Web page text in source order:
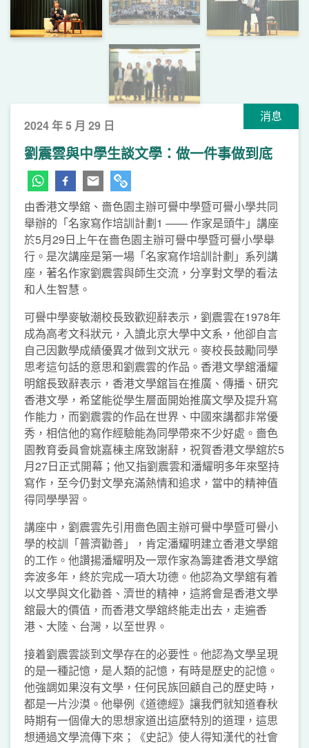
消息
2024 年 5 月 29 日
劉震雲與中學生談文學：做一件事做到底
由香港文學舘、嗇色園主辦可譽中學暨可譽小學共同
舉辦的「名家寫作培訓計劃1 —— 作家是頭牛」講座
於5月29日上午在嗇色園主辦可譽中學暨可譽小學舉
行。是次講座是第一場「名家寫作培訓計劃」系列講
座，著名作家劉震雲與師生交流，分享對文學的看法
和人生智慧。
可譽中學麥敏潮校長致歡迎辭表示，劉震雲在1978年
成為高考文科狀元，入讀北京大學中文系，他卻自言
自己因數學成績優異才做到文狀元。麥校長鼓勵同學
思考這句話的意思和劉震雲的作品。香港文學舘潘耀
明舘長致辭表示，香港文學舘旨在推廣、傳播、研究
香港文學，希望能從學生層面開始推廣文學及提升寫
作能力，而劉震雲的作品在世界、中國來講都非常優
秀，相信他的寫作經驗能為同學帶來不少好處。嗇色
園教育委員會姚嘉棟主席致謝辭，祝賀香港文學舘於5
月27日正式開幕；他又指劉震雲和潘耀明多年來堅持
寫作，至今仍對文學充滿熱情和追求，當中的精神值
得同學學習。
講座中，劉震雲先引用嗇色園主辦可譽中學暨可譽小
學的校訓「普濟勸善」，肯定潘耀明建立香港文學舘
的工作。他讚揚潘耀明及一眾作家為籌建香港文學舘
奔波多年，終於完成一項大功德。他認為文學舘有着
以文學與文化勸善、濟世的精神，這將會是香港文學
舘最大的價值，而香港文學舘終能走出去，走遍香
港、大陸、台灣，以至世界。
接着劉震雲談到文學存在的必要性。他認為文學呈現
的是一種記憶，是人類的記憶，有時是歷史的記憶。
他強調如果沒有文學，任何民族回顧自己的歷史時，
都是一片沙漠。他舉例《道德經》讓我們就知道春秋
時期有一個偉大的思想家道出這麼特別的道理，這思
想通過文學流傳下來；《史記》使人得知漢代的社會